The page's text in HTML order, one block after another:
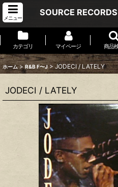
メニュー
SOURCE
カテゴリ マイページ 商品
ホーム > R&B F〜J > JODECI ‎/ LATELY
JODECI ‎/ LATELY